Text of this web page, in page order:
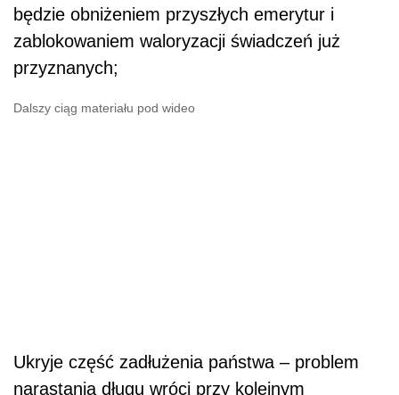
będzie obniżeniem przyszłych emerytur i
zablokowaniem waloryzacji świadczeń już
przyznanych;
Dalszy ciąg materiału pod wideo
Ukryje część zadłużenia państwa – problem
narastania długu wróci przy kolejnym